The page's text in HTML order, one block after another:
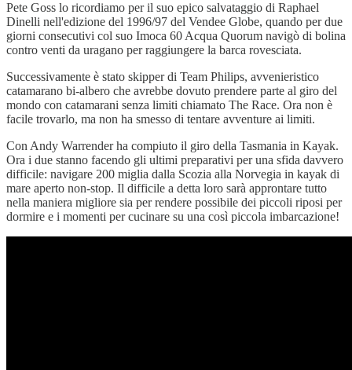
Pete Goss lo ricordiamo per il suo epico salvataggio di Raphael
Dinelli nell'edizione del 1996/97 del Vendee Globe, quando per due
giorni consecutivi col suo Imoca 60 Acqua Quorum navigò di bolina
contro venti da uragano per raggiungere la barca rovesciata.
Successivamente è stato skipper di Team Philips, avvenieristico
catamarano bi-albero che avrebbe dovuto prendere parte al giro del
mondo con catamarani senza limiti chiamato The Race. Ora non è
facile trovarlo, ma non ha smesso di tentare avventure ai limiti.
Con Andy Warrender ha compiuto il giro della Tasmania in Kayak.
Ora i due stanno facendo gli ultimi preparativi per una sfida davvero
difficile: navigare 200 miglia dalla Scozia alla Norvegia in kayak di
mare aperto non-stop. Il difficile a detta loro sarà approntare tutto
nella maniera migliore sia per rendere possibile dei piccoli riposi per
dormire e i momenti per cucinare su una così piccola imbarcazione!